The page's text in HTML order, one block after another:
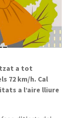
a tot
72 km/h. Cal
a l’aire lliure